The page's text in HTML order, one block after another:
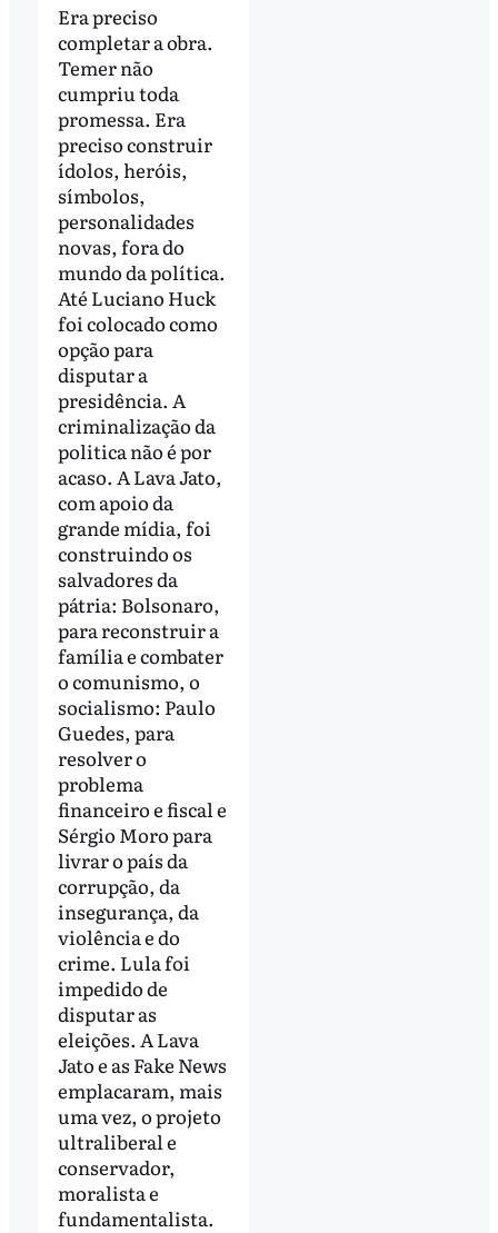
Era preciso
completar a obra.
Temer não
cumpriu toda
promessa. Era
preciso construir
ídolos, heróis,
símbolos,
personalidades
novas, fora do
mundo da política.
Até Luciano Huck
foi colocado como
opção para
disputar a
presidência. A
criminalização da
politica não é por
acaso. A Lava Jato,
com apoio da
grande mídia, foi
construindo os
salvadores da
pátria: Bolsonaro,
para reconstruir a
família e combater
o comunismo, o
socialismo: Paulo
Guedes, para
resolver o
problema
financeiro e fiscal e
Sérgio Moro para
livrar o país da
corrupção, da
insegurança, da
violência e do
crime. Lula foi
impedido de
disputar as
eleições. A Lava
Jato e as Fake News
emplacaram, mais
uma vez, o projeto
ultraliberal e
conservador,
moralista e
fundamentalista.